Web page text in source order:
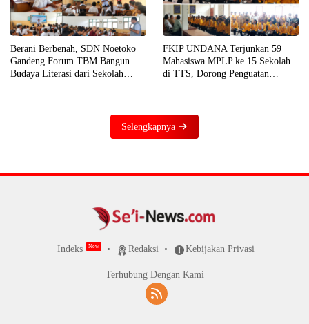
Berani Berbenah, SDN Noetoko
Gandeng Forum TBM Bangun
Budaya Literasi dari Sekolah
FKIP UNDANA Terjunkan 59
Mahasiswa MPLP ke 15 Sekolah
di TTS, Dorong Penguatan
Selengkapnya
Indeks Redaksi Kebijakan Privasi
Terhubung Dengan Kami